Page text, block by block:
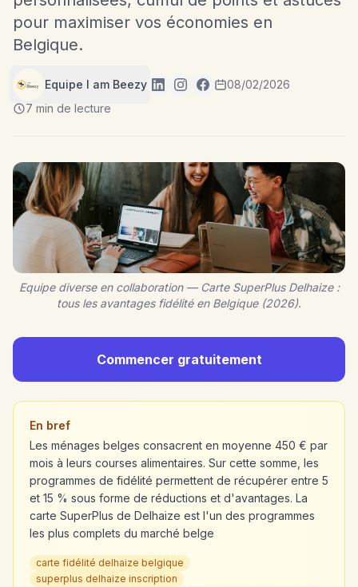
pour maximiser vos économies en
Belgique.
Equipe I am Beezy
08/02/2026
7 min de lecture
Equipe diverse en collaboration — Carte SuperPlus Delhaize :
tous les avantages fidélité en Belgique (2026).
Commencer gratuitement
En bref
Les ménages belges consacrent en moyenne 450 € par
mois à leurs courses alimentaires. Sur cette somme, les
programmes de fidélité permettent de récupérer entre 5
et 15 % sous forme de réductions et d'avantages. La
carte SuperPlus de Delhaize est l'un des programmes
les plus complets du marché belge
carte fidélité delhaize belgique
superplus delhaize inscription